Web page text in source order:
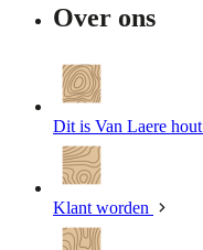
Over ons
Dit is Van Laere hout
Klant worden